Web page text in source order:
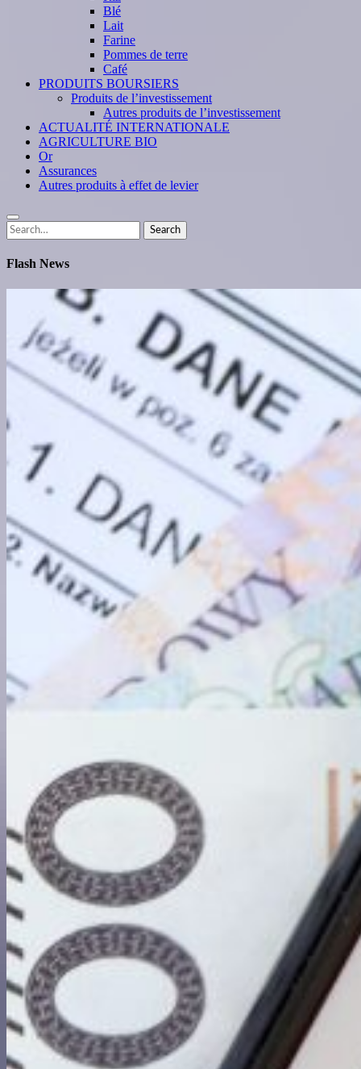
Blé
Lait
Farine
Pommes de terre
Café
PRODUITS BOURSIERS
Produits de l’investissement
Autres produits de l’investissement
ACTUALITÉ INTERNATIONALE
AGRICULTURE BIO
Or
Assurances
Autres produits à effet de levier
Search
for:
Search
Flash News